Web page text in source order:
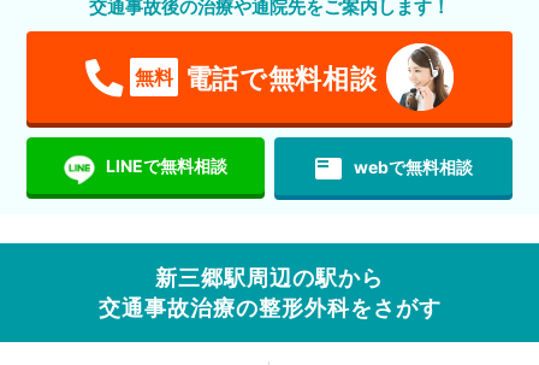
交通事故後の治療や通院先をご案内します！
無料 電話で無料相談
LINEで無料相談 featured_play_list webで無料相談
新三郷駅周辺の駅から
交通事故治療の整形外科をさがす